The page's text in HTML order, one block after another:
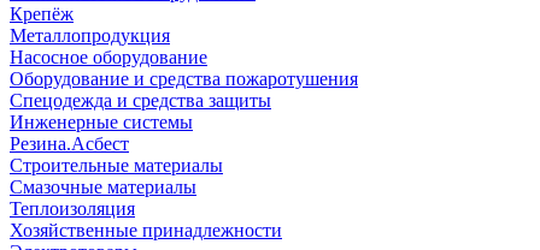
Крепёж
Металлопродукция
Насосное оборудование
Оборудование и средства пожаротушения
Спецодежда и средства защиты
Инженерные системы
Резина.Асбест
Строительные материалы
Смазочные материалы
Теплоизоляция
Хозяйственные принадлежности